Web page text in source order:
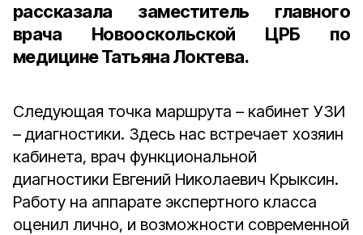
рассказала заместитель главного
врача Новооскольской ЦРБ по
медицине Татьяна Локтева.
Следующая точка маршрута – кабинет УЗИ
– диагностики. Здесь нас встречает хозяин
кабинета, врач функциональной
диагностики Евгений Николаевич Крыксин.
Работу на аппарате экспертного класса
оценил лично, и возможности современной